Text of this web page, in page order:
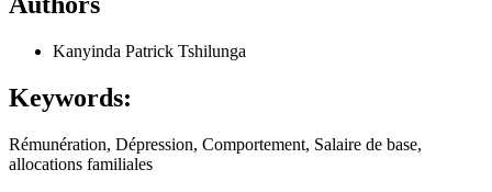
Kanyinda Patrick Tshilunga
Keywords:
Rémunération, Dépression, Comportement, Salaire de base,
allocations familiales